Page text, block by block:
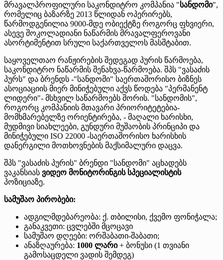
მრავალპროფილური საკონდიტრო კომპანია "სანდომი",
რომელიც ბაზარზე 2013 წლიდან ოპერირებს,
წარმოდგენილია 9000-მდე ობიექტზე როგორც ფხვიერი,
ასევე შოკოლადიანი ნაწარმის მრავალფეროვანი
ასორტიმენტით სრული საქართველოს მასშტაბით.
საყოველთაო რანჟირების შედეგად პურის წარმოება,
საკონდიტრო ნაწარმის შენახვა-წარმოება. შპს "ვასაძის
პურს" და ბრენდს -"სანდომი" საერთაშორისო ბიზნეს
ასოციაციის მიერ მინიჭებული აქვს წოდება "პერმანენტ
ლიდერი"- მსხვილ საწარმოებს შორის. "სანდომის",
როგორც კომპანიის მთავარი პრიორიტეტებია-
მომხმარებელზე ორიენტირება, - მაღალი ხარისხი,
მუდმივი სიახლეები, გუნდური მუშაობის პრინციპი და
მინიჭებული ISO 22000 -საერთაშორისო ხარისხის
დანერგილი მოთხოვნების მაქსიმალური დაცვა.
შპს "ვასაძის პურის" ბრენდი "სანდომი" აცხადებს
ვაკანსიას ვიდეო მონიტორინგის სპეციალისტის
პოზიციაზე.
სამუშაო პირობები:
ადგილმდებარეობა: ქ. თბილისი, ქვემო ფონიჭალა;
განაკვეთი: ცვლებში მცოცავი
სამუშაო დღეები: ორშაბათი-შაბათი;
ანაზღაურება: 1000 ლარი+ ბონუსი (1 თვიანი
გამოსაცდელი ვადის შემდეგ)